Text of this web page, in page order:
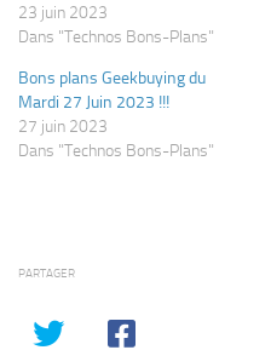
23 juin 2023
Dans "Technos Bons-Plans"
Bons plans Geekbuying du
Mardi 27 Juin 2023 !!!
27 juin 2023
Dans "Technos Bons-Plans"
PARTAGER